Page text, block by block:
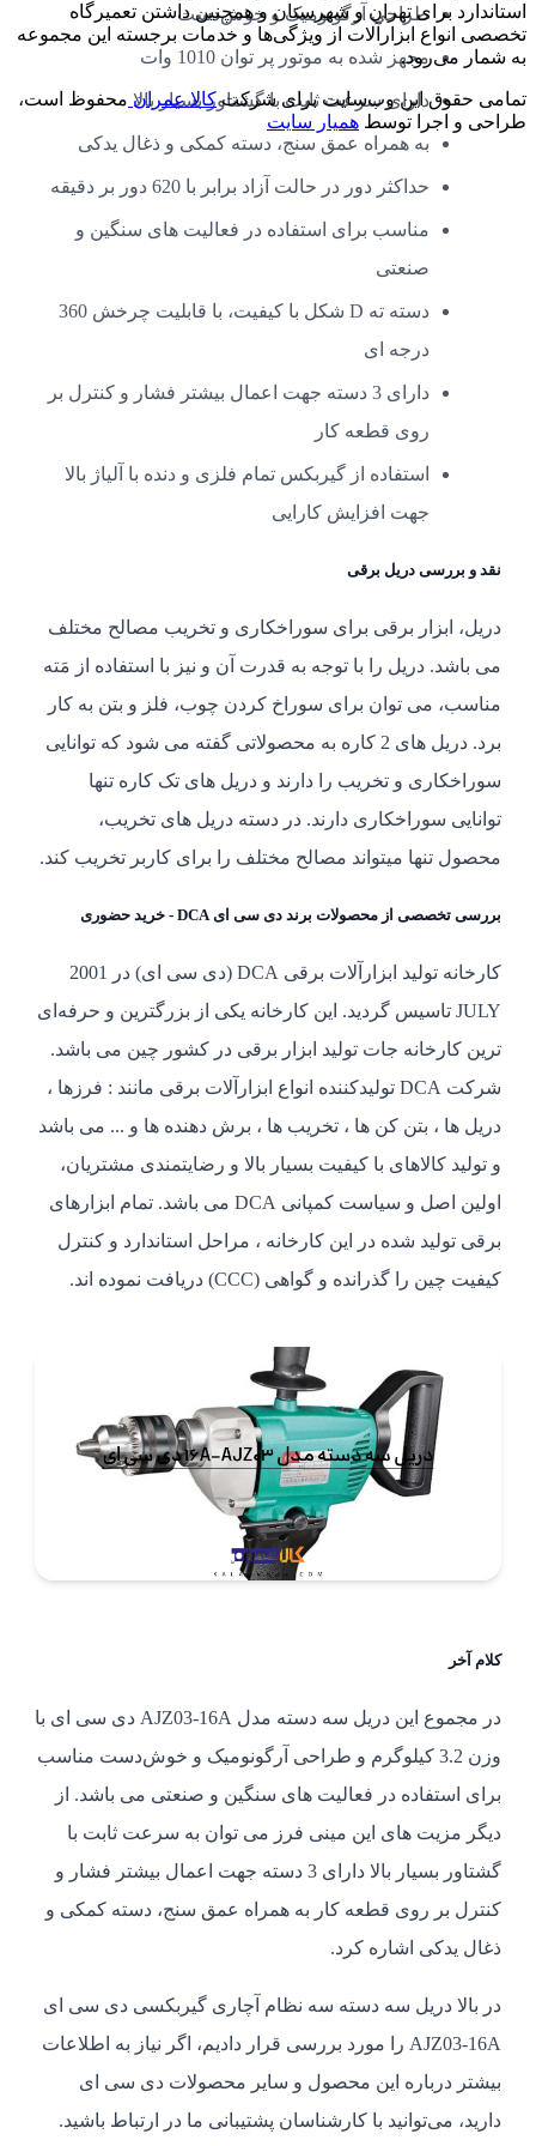
طراحی آرگونومیک و خوش‌دست
مجهز شده به موتور پر توان 1010 وات
دارای سرعت ثابت با گشتاور بسیار بالا
به همراه عمق سنج، دسته کمکی و ذغال یدکی
حداکثر دور در حالت آزاد برابر با 620 دور بر دقیقه
مناسب برای استفاده در فعالیت های سنگین و
صنعتی
دسته ته D شکل با کیفیت، با قابلیت چرخش 360
درجه ای
دارای 3 دسته جهت اعمال بیشتر فشار و کنترل بر
روی قطعه کار
استفاده از گیربکس تمام فلزی و دنده با آلیاژ بالا
جهت افزایش کارایی
نقد و بررسی دریل برقی
دریل، ابزار برقی برای سوراخکاری و تخریب مصالح مختلف
می باشد. دریل‌ را با توجه به قدرت آن و نیز با استفاده از مَته
مناسب، می توان برای سوراخ کردن چوب، فلز و بتن به کار
برد. دریل های 2 کاره به محصولاتی گفته می شود که توانایی
سوراخکاری و تخریب را دارند و دریل های تک کاره تنها
توانایی سوراخکاری دارند. در دسته دریل های تخریب،
محصول تنها میتواند مصالح مختلف را برای کاربر تخریب کند.
بررسی تخصصی از محصولات برند دی سی ای DCA - خرید حضوری
کارخانه تولید ابزارآلات برقی DCA (دی سی ای) در 2001
JULY تاسیس گردید. این کارخانه یکی از بزرگترین و حرفه‌ای
ترین کارخانه جات تولید ابزار برقی در کشور چین می باشد.
شرکت DCA تولید‌کننده انواع ابزارآلات برقی مانند : فرزها ،
دریل ها ، بتن کن ها ، تخریب ها ، برش دهنده ها و ... می باشد
و تولید کالاهای با کیفیت بسیار بالا و رضایتمندی مشتریان،
اولین اصل و سیاست کمپانی DCA می باشد. تمام ابزارهای
برقی تولید شده در این کارخانه ، مراحل استاندارد و کنترل
کیفیت چین را گذرانده و گواهی (CCC) دریافت نموده اند.
کلام آخر
در مجموع این دریل سه دسته مدل AJZ03-16A دی سی ای با
وزن 3.2 کیلوگرم و طراحی آرگونومیک و خوش‌دست مناسب
برای استفاده در فعالیت های سنگین و صنعتی می باشد. از
دیگر مزیت های این مینی فرز می توان به سرعت ثابت با
گشتاور بسیار بالا دارای 3 دسته جهت اعمال بیشتر فشار و
کنترل بر روی قطعه کار به همراه عمق سنج، دسته کمکی و
ذغال یدکی اشاره کرد.
در بالا دریل سه دسته سه نظام آچاری گیربکسی دی سی ای
AJZ03-16A را مورد بررسی قرار دادیم، اگر نیاز به اطلاعات
بیشتر درباره این محصول و سایر محصولات دی سی ای
دارید، می‌توانید با کارشناسان پشتیبانی ما در ارتباط باشید.
استاندارد برای تهران و شهرستان و همچنین داشتن تعمیرگاه
تخصصی انواع ابزارآلات از ویژگی‌ها و خدمات برجسته این مجموعه
به شمار می‌رود.
تمامی حقوق این وب‌سایت برای شرکتکالا عمران محفوظ است،
طراحی و اجرا توسط همیار سایت